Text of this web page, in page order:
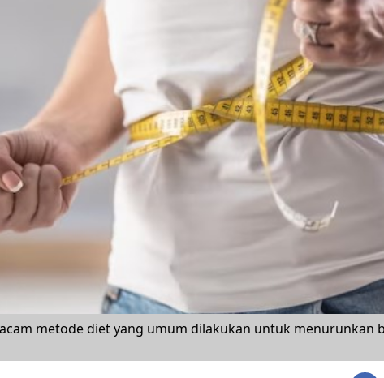
metode diet yang umum dilakukan untuk menurunkan